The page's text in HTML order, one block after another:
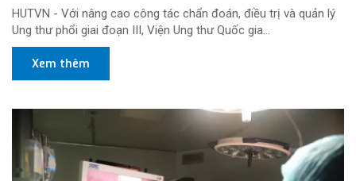
HUTVN - Với nâng cao công tác chẩn đoán, điều trị và quản lý
Ung thư phổi giai đoạn III, Viện Ung thư Quốc gia...
Xem thêm